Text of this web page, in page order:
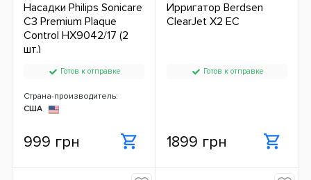
Насадки Philips Sonicare
C3 Premium Plaque
Control HX9042/17 (2
шт.)
Готов к отправке
Страна-производитель:
США
999 грн
Ирригатор Berdsen
ClearJet X2 ЕС
Готов к отправке
1899 грн